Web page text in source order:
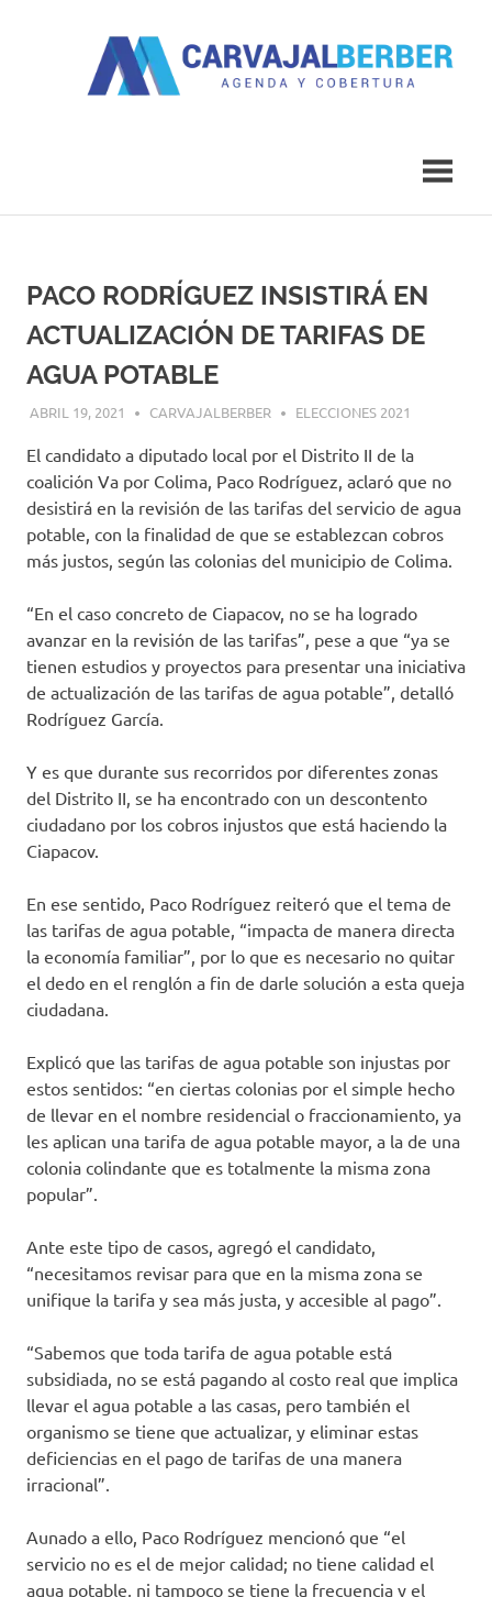
PACO RODRÍGUEZ INSISTIRÁ EN
ACTUALIZACIÓN DE TARIFAS DE
AGUA POTABLE
ABRIL 19, 2021 CARVAJALBERBER ELECCIONES 2021
El candidato a diputado local por el Distrito II de la
coalición Va por Colima, Paco Rodríguez, aclaró que no
desistirá en la revisión de las tarifas del servicio de agua
potable, con la finalidad de que se establezcan cobros
más justos, según las colonias del municipio de Colima.
“En el caso concreto de Ciapacov, no se ha logrado
avanzar en la revisión de las tarifas”, pese a que “ya se
tienen estudios y proyectos para presentar una iniciativa
de actualización de las tarifas de agua potable”, detalló
Rodríguez García.
Y es que durante sus recorridos por diferentes zonas
del Distrito II, se ha encontrado con un descontento
ciudadano por los cobros injustos que está haciendo la
Ciapacov.
En ese sentido, Paco Rodríguez reiteró que el tema de
las tarifas de agua potable, “impacta de manera directa
la economía familiar”, por lo que es necesario no quitar
el dedo en el renglón a fin de darle solución a esta queja
ciudadana.
Explicó que las tarifas de agua potable son injustas por
estos sentidos: “en ciertas colonias por el simple hecho
de llevar en el nombre residencial o fraccionamiento, ya
les aplican una tarifa de agua potable mayor, a la de una
colonia colindante que es totalmente la misma zona
popular”.
Ante este tipo de casos, agregó el candidato,
“necesitamos revisar para que en la misma zona se
unifique la tarifa y sea más justa, y accesible al pago”.
“Sabemos que toda tarifa de agua potable está
subsidiada, no se está pagando al costo real que implica
llevar el agua potable a las casas, pero también el
organismo se tiene que actualizar, y eliminar estas
deficiencias en el pago de tarifas de una manera
irracional”.
Aunado a ello, Paco Rodríguez mencionó que “el
servicio no es el de mejor calidad; no tiene calidad el
agua potable, ni tampoco se tiene la frecuencia y el